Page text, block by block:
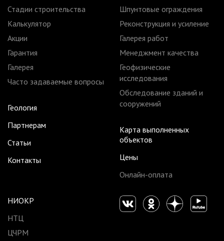
Стадии строительства
Калькулятор
Акции
Гарантия
Галерея
Часто задаваемые вопросы
Геология
Партнерам
Статьи
Контакты
Шпунтовые ограждения
Реконструкция и усиление
Галерея работ
Менеджмент качества
Геофизические
исследования
Обследование зданий и
сооружений
Карта выполненных
объектов
Цены
Онлайн-оплата
НИОКР
НТЦ
ЦЧРМ